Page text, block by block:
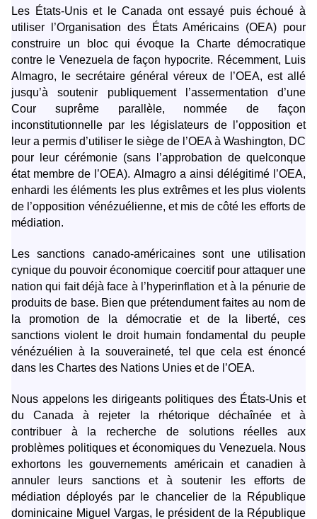
Les États-Unis et le Canada ont essayé puis échoué à
utiliser l’Organisation des États Américains (OEA) pour
construire un bloc qui évoque la Charte démocratique
contre le Venezuela de façon hypocrite. Récemment, Luis
Almagro, le secrétaire général véreux de l’OEA, est allé
jusqu’à soutenir publiquement l’assermentation d’une
Cour suprême parallèle, nommée de façon
inconstitutionnelle par les législateurs de l’opposition et
leur a permis d’utiliser le siège de l’OEA à Washington, DC
pour leur cérémonie (sans l’approbation de quelconque
état membre de l’OEA). Almagro a ainsi délégitimé l’OEA,
enhardi les éléments les plus extrêmes et les plus violents
de l’opposition vénézuélienne, et mis de côté les efforts de
médiation.
Les sanctions canado-américaines sont une utilisation
cynique du pouvoir économique coercitif pour attaquer une
nation qui fait déjà face à l’hyperinflation et à la pénurie de
produits de base. Bien que prétendument faites au nom de
la promotion de la démocratie et de la liberté, ces
sanctions violent le droit humain fondamental du peuple
vénézuélien à la souveraineté, tel que cela est énoncé
dans les Chartes des Nations Unies et de l’OEA.
Nous appelons les dirigeants politiques des États-Unis et
du Canada à rejeter la rhétorique déchaînée et à
contribuer à la recherche de solutions réelles aux
problèmes politiques et économiques du Venezuela. Nous
exhortons les gouvernements américain et canadien à
annuler leurs sanctions et à soutenir les efforts de
médiation déployés par le chancelier de la République
dominicaine Miguel Vargas, le président de la République